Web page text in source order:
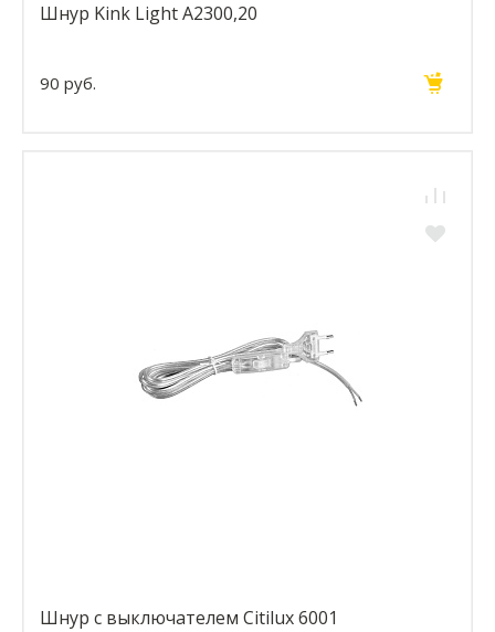
Шнур Kink Light A2300,20
90 руб.
Шнур с выключателем Citilux 6001